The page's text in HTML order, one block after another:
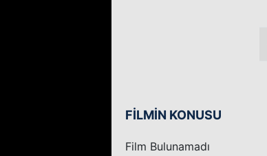
FİLMİN KONUSU
Film Bulunamadı